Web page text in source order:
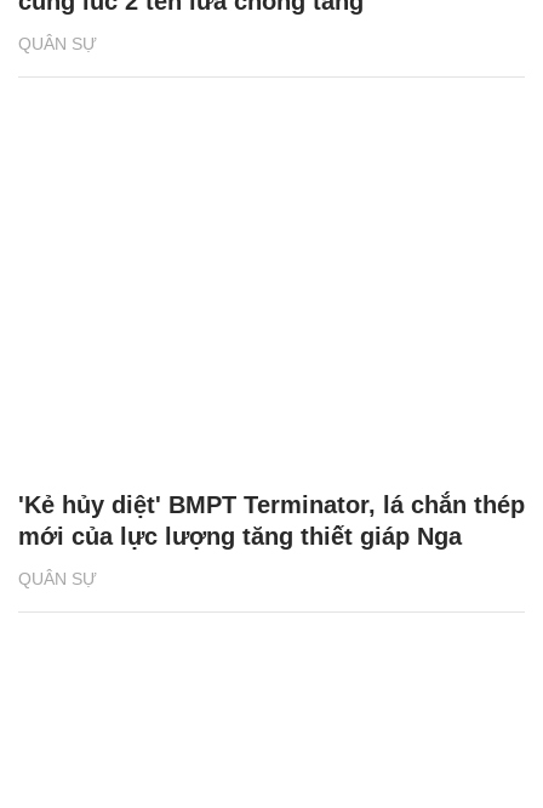
QUÂN SỰ
QUÂN SỰ
'Kẻ hủy diệt' BMPT Terminator, lá chắn thép
mới của lực lượng tăng thiết giáp Nga